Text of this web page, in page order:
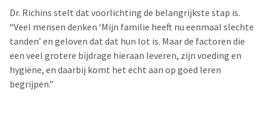
Dr. Richins stelt dat voorlichting de belangrijkste stap is.
“Veel mensen denken ‘Mijn familie heeft nu eenmaal slechte
tanden’ en geloven dat dat hun lot is. Maar de factoren die
een veel grotere bijdrage hieraan leveren, zijn voeding en
hygiëne, en daarbij komt het echt aan op goed leren
begrijpen.”